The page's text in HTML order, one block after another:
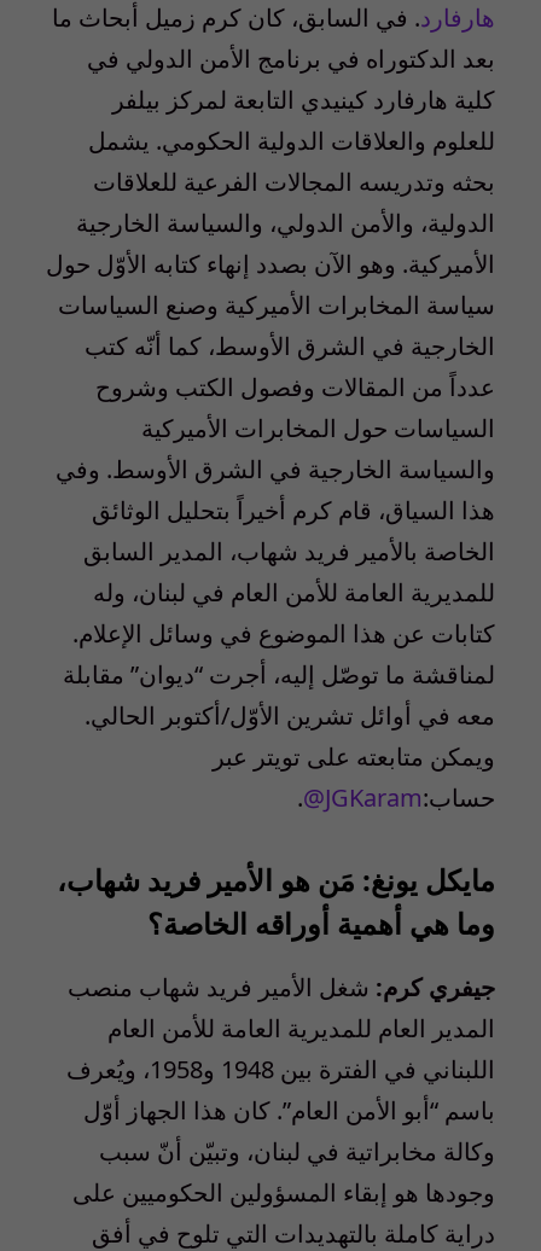
هارفارد. في السابق، كان كرم زميل أبحاث ما
بعد الدكتوراه في برنامج الأمن الدولي في
كلية هارفارد كينيدي التابعة لمركز بيلفر
للعلوم والعلاقات الدولية الحكومي. يشمل
بحثه وتدريسه المجالات الفرعية للعلاقات
الدولية، والأمن الدولي، والسياسة الخارجية
الأميركية. وهو الآن بصدد إنهاء كتابه الأوّل حول
سياسة المخابرات الأميركية وصنع السياسات
الخارجية في الشرق الأوسط، كما أنّه كتب
عدداً من المقالات وفصول الكتب وشروح
السياسات حول المخابرات الأميركية
والسياسة الخارجية في الشرق الأوسط. وفي
هذا السياق، قام كرم أخيراً بتحليل الوثائق
الخاصة بالأمير فريد شهاب، المدير السابق
للمديرية العامة للأمن العام في لبنان، وله
كتابات عن هذا الموضوع في وسائل الإعلام.
لمناقشة ما توصّل إليه، أجرت “ديوان” مقابلة
معه في أوائل تشرين الأوّل/أكتوبر الحالي.
ويمكن متابعته على تويتر عبر
حساب:@JGKaram
.
مايكل يونغ: مَن هو الأمير فريد شهاب،
وما هي أهمية أوراقه الخاصة؟
جيفري كرم: شغل الأمير فريد شهاب منصب
المدير العام للمديرية العامة للأمن العام
اللبناني في الفترة بين 1948 و1958، ويُعرف
باسم “أبو الأمن العام”. كان هذا الجهاز أوّل
وكالة مخابراتية في لبنان، وتبيّن أنّ سبب
وجودها هو إبقاء المسؤولين الحكوميين على
دراية كاملة بالتهديدات التي تلوح في أفق